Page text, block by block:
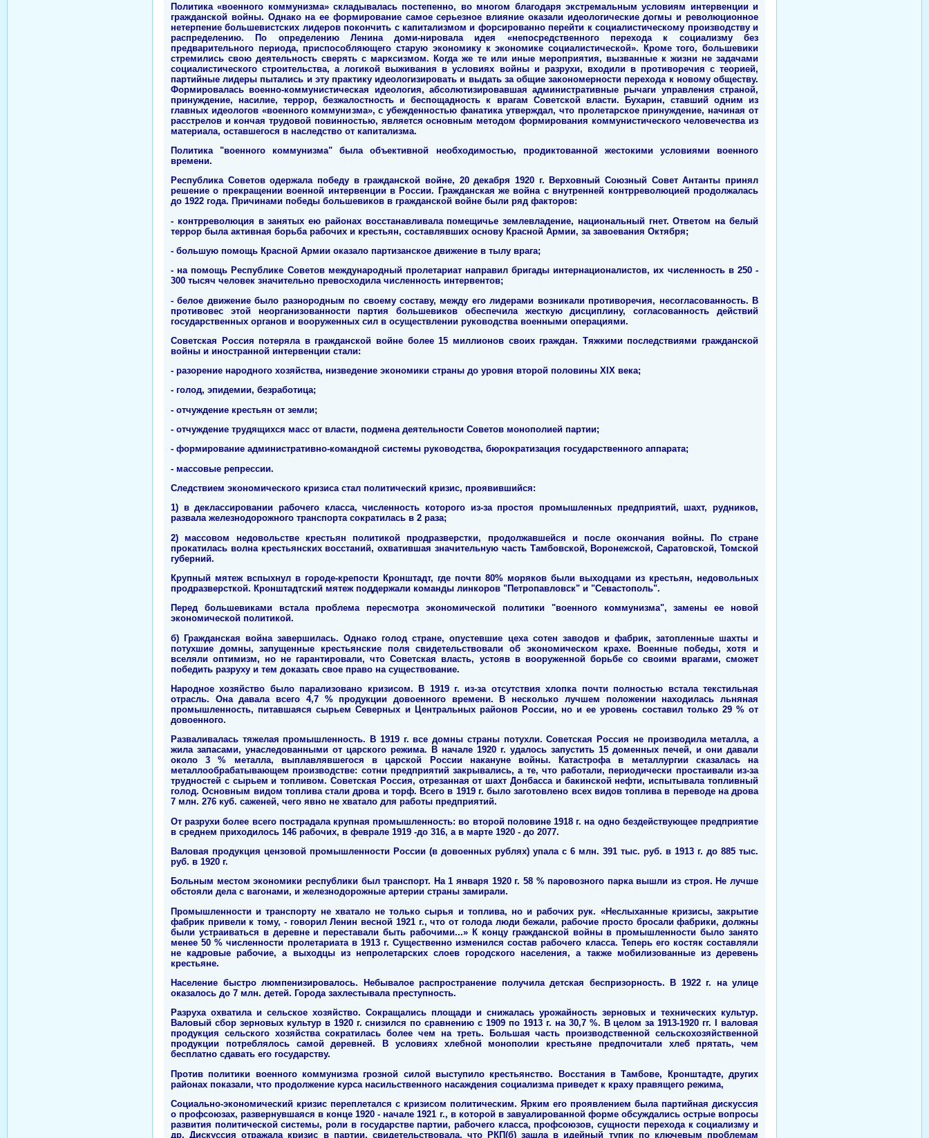
Политика «военного коммунизма» складывалась постепенно, во многом благодаря экстремальным условиям интервенции и
гражданской войны. Однако на ее формирование самое серьезное влияние оказали идеологические догмы и революционное
нетерпение большевистских лидеров покончить с капитализмом и форсированно перейти к социалистическому производству и
распределению. По определению Ленина доми-нировала идея «непосредственного перехода к социализму без
предварительного периода, приспособляющего старую экономику к экономике социалистической». Кроме того, большевики
стремились свою деятельность сверять с марксизмом. Когда же те или иные мероприятия, вызванные к жизни не задачами
социалистического строительства, а логикой выживания в условиях войны и разрухи, входили в противоречия с теорией,
партийные лидеры пытались и эту практику идеологизировать и выдать за общие закономерности перехода к новому обществу.
Формировалась военно-коммунистическая идеология, абсолютизировавшая административные рычаги управления страной,
принуждение, насилие, террор, безжалостность и беспощадность к врагам Советской власти. Бухарин, ставший одним из
главных идеологов «военного коммунизма», с убежденностью фанатика утверждал, что пролетарское принуждение, начиная от
расстрелов и кончая трудовой повинностью, является основным методом формирования коммунистического человечества из
материала, оставшегося в наследство от капитализма.
Политика "военного коммунизма" была объективной необходимостью, продиктованной жестокими условиями военного
времени.
Республика Советов одержала победу в гражданской войне, 20 декабря 1920 г. Верховный Союзный Совет Антанты принял
решение о прекращении военной интервенции в России. Гражданская же война с внутренней контрреволюцией продолжалась
до 1922 года. Причинами победы большевиков в гражданской войне были ряд факторов:
- контрреволюция в занятых ею районах восстанавливала помещичье землевладение, национальный гнет. Ответом на белый
террор была активная борьба рабочих и крестьян, составлявших основу Красной Армии, за завоевания Октября;
- большую помощь Красной Армии оказало партизанское движение в тылу врага;
- на помощь Республике Советов международный пролетариат направил бригады интернационалистов, их численность в 250 -
300 тысяч человек значительно превосходила численность интервентов;
- белое движение было разнородным по своему составу, между его лидерами возникали противоречия, несогласованность. В
противовес этой неорганизованности партия большевиков обеспечила жесткую дисциплину, согласованность действий
государственных органов и вооруженных сил в осуществлении руководства военными операциями.
Советская Россия потеряла в гражданской войне более 15 миллионов своих граждан. Тяжкими последствиями гражданской
войны и иностранной интервенции стали:
- разорение народного хозяйства, низведение экономики страны до уровня второй половины XIX века;
- голод, эпидемии, безработица;
- отчуждение крестьян от земли;
- отчуждение трудящихся масс от власти, подмена деятельности Советов монополией партии;
- формирование административно-командной системы руководства, бюрократизация государственного аппарата;
- массовые репрессии.
Следствием экономического кризиса стал политический кризис, проявившийся:
1) в деклассировании рабочего класса, численность которого из-за простоя промышленных предприятий, шахт, рудников,
развала железнодорожного транспорта сократилась в 2 раза;
2) массовом недовольстве крестьян политикой продразверстки, продолжавшейся и после окончания войны. По стране
прокатилась волна крестьянских восстаний, охватившая значительную часть Тамбовской, Воронежской, Саратовской, Томской
губерний.
Крупный мятеж вспыхнул в городе-крепости Кронштадт, где почти 80% моряков были выходцами из крестьян, недовольных
продразверсткой. Кронштадтский мятеж поддержали команды линкоров "Петропавловск" и "Севастополь".
Перед большевиками встала проблема пересмотра экономической политики "военного коммунизма", замены ее новой
экономической политикой.
б) Гражданская война завершилась. Однако голод стране, опустевшие цеха сотен заводов и фабрик, затопленные шахты и
потухшие домны, запущенные крестьянские поля свидетельствовали об экономическом крахе. Военные победы, хотя и
вселяли оптимизм, но не гарантировали, что Советская власть, устояв в вооруженной борьбе со своими врагами, сможет
победить разруху и тем доказать свое право на существование.
Народное хозяйство было парализовано кризисом. В 1919 г. из-за отсутствия хлопка почти полностью встала текстильная
отрасль. Она давала всего 4,7 % продукции довоенного времени. В несколько лучшем положении находилась льняная
промышленность, питавшаяся сырьем Северных и Центральных районов России, но и ее уровень составил только 29 % от
довоенного.
Разваливалась тяжелая промышленность. В 1919 г. все домны страны потухли. Советская Россия не производила металла, а
жила запасами, унаследованными от царского режима. В начале 1920 г. удалось запустить 15 доменных печей, и они давали
около 3 % металла, выплавлявшегося в царской России накануне войны. Катастрофа в металлургии сказалась на
металлообрабатывающем производстве: сотни предприятий закрывались, а те, что работали, периодически простаивали из-за
трудностей с сырьем и топливом. Советская Россия, отрезанная от шахт Донбасса и бакинской нефти, испытывала топливный
голод. Основным видом топлива стали дрова и торф. Всего в 1919 г. было заготовлено всех видов топлива в переводе на дрова
7 млн. 276 куб. саженей, чего явно не хватало для работы предприятий.
От разрухи более всего пострадала крупная промышленность: во второй половине 1918 г. на одно бездействующее предприятие
в среднем приходилось 146 рабочих, в феврале 1919 -до 316, а в марте 1920 - до 2077.
Валовая продукция цензовой промышленности России (в довоенных рублях) упала с 6 млн. 391 тыс. руб. в 1913 г. до 885 тыс.
руб. в 1920 г.
Больным местом экономики республики был транспорт. На 1 января 1920 г. 58 % паровозного парка вышли из строя. Не лучше
обстояли дела с вагонами, и железнодорожные артерии страны замирали.
Промышленности и транспорту не хватало не только сырья и топлива, но и рабочих рук. «Неслыханные кризисы, закрытие
фабрик привели к тому, - говорил Ленин весной 1921 г., что от голода люди бежали, рабочие просто бросали фабрики, должны
были устраиваться в деревне и переставали быть рабочими...» К концу гражданской войны в промышленности было занято
менее 50 % численности пролетариата в 1913 г. Существенно изменился состав рабочего класса. Теперь его костяк составляли
не кадровые рабочие, а выходцы из непролетарских слоев городского населения, а также мобилизованные из деревень
крестьяне.
Население быстро люмпенизировалось. Небывалое распространение получила детская беспризорность. В 1922 г. на улице
оказалось до 7 млн. детей. Города захлестывала преступность.
Разруха охватила и сельское хозяйство. Сокращались площади и снижалась урожайность зерновых и технических культур.
Валовый сбор зерновых культур в 1920 г. снизился по сравнению с 1909 по 1913 г. на 30,7 %. В целом за 1913-1920 гг. I валовая
продукция сельского хозяйства сократилась более чем на треть. Большая часть производственной сельскохозяйственной
продукции потреблялось самой деревней. В условиях хлебной монополии крестьяне предпочитали хлеб прятать, чем
бесплатно сдавать его государству.
Против политики военного коммунизма грозной силой выступило крестьянство. Восстания в Тамбове, Кронштадте, других
районах показали, что продолжение курса насильственного насаждения социализма приведет к краху правящего режима,
Социально-экономический кризис переплетался с кризисом политическим. Ярким его проявлением была партийная дискуссия
о профсоюзах, развернувшаяся в конце 1920 - начале 1921 г., в которой в завуалированной форме обсуждались острые вопросы
развития политической системы, роли в государстве партии, рабочего класса, профсоюзов, сущности перехода к социализму и
др. Дискуссия отражала кризис в партии, свидетельствовала, что РКП(б) зашла в идейный тупик по ключевым проблемам